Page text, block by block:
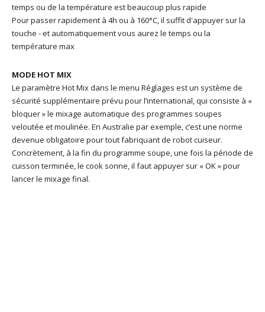
temps ou de la température est beaucoup plus rapide
Pour passer rapidement à 4h ou à 160°C, il suffit d'appuyer sur la
touche - et automatiquement vous aurez le temps ou la
température max
MODE HOT MIX
Le paramètre Hot Mix dans le menu Réglages estun système de
sécurité supplémentaire prévu pour l’international, qui consiste à «
bloquer » le mixage automatique des programmes soupes
veloutée et moulinée. En Australie par exemple, c’est une norme
devenue obligatoire pour tout fabriquant de robot cuiseur.
Concrètement, à la fin du programme soupe, une fois la période de
cuisson terminée, le cook sonne, il faut appuyer sur « OK » pour
lancer le mixage final.